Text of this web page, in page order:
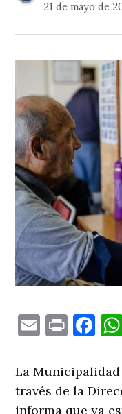
21 de mayo de
EmailPrint
La Municipalidad
través de la
informa que ya